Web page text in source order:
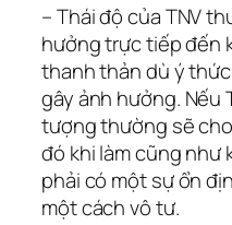
– Thái độ của TNV
hưởng trực tiếp đến
thanh thản dù ý
gây ảnh hưởng. Nếu
tượng thường sẽ
đó khi làm cũng như
phải có một sự ổn
một cách vô tư.